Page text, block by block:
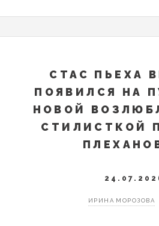
СТАС ПЬЕХА
ПОЯВИЛСЯ НА
НОВОЙ
СТИЛИСТКОЙ
ИРИНА МОРОЗОВА